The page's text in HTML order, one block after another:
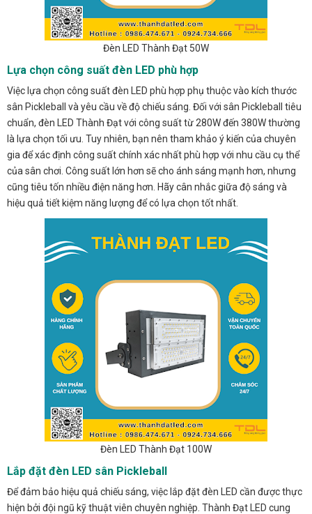
Đèn LED Thành Đạt 50W
Lựa chọn công suất đèn LED phù hợp
Việc lựa chọn công suất đèn LED phù hợp phụ thuộc vào kích thước
sân Pickleball và yêu cầu về độ chiếu sáng. Đối với sân Pickleball tiêu
chuẩn, đèn LED Thành Đạt với công suất từ 280W đến 380W thường
là lựa chọn tối ưu. Tuy nhiên, bạn nên tham khảo ý kiến của chuyên
gia để xác định công suất chính xác nhất phù hợp với nhu cầu cụ thể
của sân chơi. Công suất lớn hơn sẽ cho ánh sáng mạnh hơn, nhưng
cũng tiêu tốn nhiều điện năng hơn. Hãy cân nhắc giữa độ sáng và
hiệu quả tiết kiệm năng lượng để có lựa chọn tốt nhất.
Đèn LED Thành Đạt 100W
Lắp đặt đèn LED sân Pickleball
Để đảm bảo hiệu quả chiếu sáng, việc lắp đặt đèn LED cần được thực
hiện bởi đội ngũ kỹ thuật viên chuyên nghiệp. Thành Đạt LED cung